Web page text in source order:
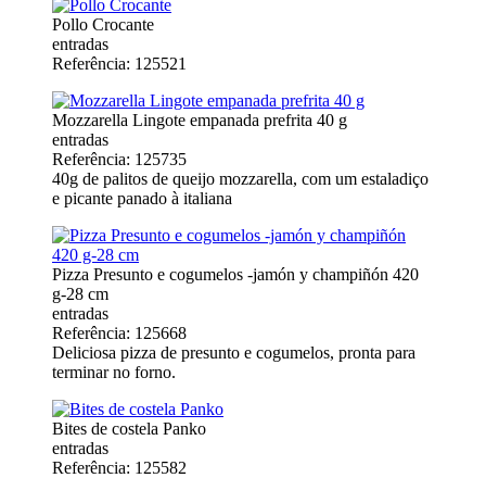
Pollo Crocante
entradas
Referência: 125521
Mozzarella Lingote empanada prefrita 40 g
entradas
Referência: 125735
40g de palitos de queijo mozzarella, com um estaladiço
e picante panado à italiana
Pizza Presunto e cogumelos -jamón y champiñón 420
g-28 cm
entradas
Referência: 125668
Deliciosa pizza de presunto e cogumelos, pronta para
terminar no forno.
Bites de costela Panko
entradas
Referência: 125582